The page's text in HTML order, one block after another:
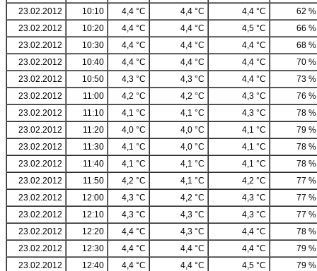
23.02.2012
10:10 4,4 °C 4,4 °C 4,4 °C
62 %
23.02.2012
10:20 4,4 °C 4,4 °C 4,5 °C
66 %
23.02.2012
10:30 4,4 °C 4,4 °C 4,4 °C
68 %
23.02.2012
10:40 4,4 °C 4,4 °C 4,4 °C
70 %
23.02.2012
10:50 4,3 °C 4,3 °C 4,4 °C
73 %
23.02.2012
11:00 4,2 °C 4,2 °C 4,3 °C
76 %
23.02.2012
11:10 4,1 °C 4,1 °C 4,3 °C
78 %
23.02.2012
11:20 4,0 °C 4,0 °C 4,1 °C
79 %
23.02.2012
11:30 4,1 °C 4,0 °C 4,1 °C
78 %
23.02.2012
11:40 4,1 °C 4,1 °C 4,1 °C
78 %
23.02.2012
11:50 4,2 °C 4,1 °C 4,2 °C
77 %
23.02.2012
12:00 4,3 °C 4,2 °C 4,3 °C
77 %
23.02.2012
12:10 4,3 °C 4,3 °C 4,3 °C
77 %
23.02.2012
12:20 4,4 °C 4,3 °C 4,4 °C
78 %
23.02.2012
12:30 4,4 °C 4,4 °C 4,4 °C
79 %
23.02.2012
12:40 4,4 °C 4,4 °C 4,5 °C
79 %